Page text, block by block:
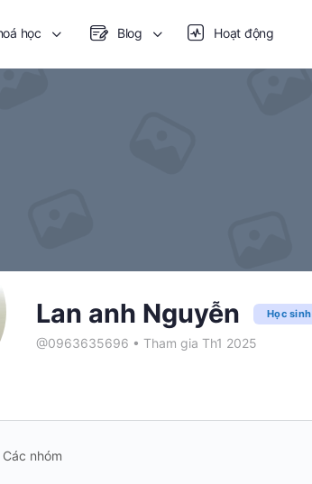
học Blog Hoạt động
Lan anh Nguyễn Học sinh
@0963635696 • Tham gia Th1 2025
Các nhóm